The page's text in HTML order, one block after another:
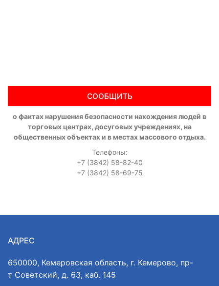
СООБЩИТЬ
о фактах нарушения безопасности нахождения людей в
торговых центрах, досуговых учреждениях, на
общественных объектах и в местах массового отдыха.
Телефоны:
+7 (3842) 58-82-40
+7 (3842) 58-69-75
АДРЕС
650000, Кемеровская область, г. Кемерово, пр-
т Советский, д. 63, каб. 145